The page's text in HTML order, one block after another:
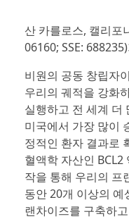
산 카를로스, 캘리포
06160; SSE:
비원의 공동 창립자
우리의 궤적을 강화
실행하고 전 세계 더
미국에서 가장 많이
정적인 환자 결과로
혈액학 자산인
작을 통해 우리의 프
동안 20개 이상의
랜차이즈를 구축하